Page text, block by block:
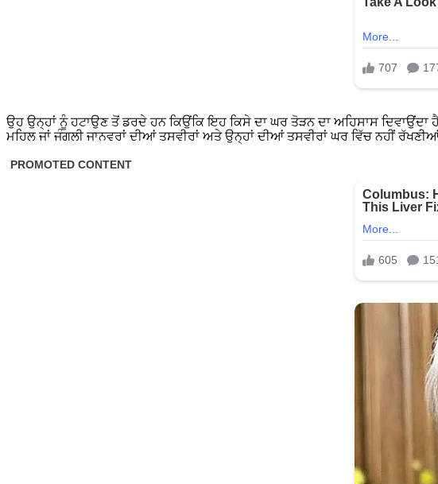
ਉਹ ਉਨ੍ਹਾਂ ਨੂੰ ਹਟਾਉਣ ਤੋਂ ਡਰਦੇ ਹਨ ਕਿਉਂਕਿ ਇਹ ਕਿਸੇ ਦਾ ਘਰ ਤੋੜਨ ਦਾ ਅਹਿਸਾਸ
ਮਹਿਲ ਜਾਂ ਜੰਗਲੀ ਜਾਨਵਰਾਂ ਦੀਆਂ ਤਸਵੀਰਾਂ ਅਤੇ ਉਨ੍ਹਾਂ ਦੀਆਂ ਤਸਵੀਰਾਂ ਘਰ ਵਿੱਚ ਨਹੀਂ